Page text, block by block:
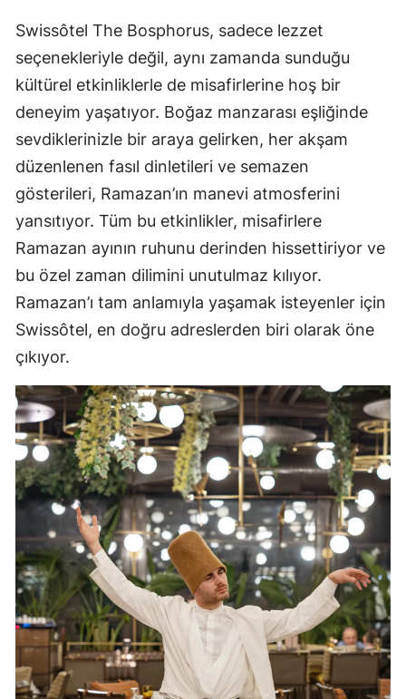
Swissôtel The Bosphorus, sadece lezzet
seçenekleriyle değil, aynı zamanda sunduğu
kültürel etkinliklerle de misafirlerine hoş bir
deneyim yaşatıyor. Boğaz manzarası eşliğinde
sevdiklerinizle bir araya gelirken, her akşam
düzenlenen fasıl dinletileri ve semazen
gösterileri, Ramazan’ın manevi atmosferini
yansıtıyor. Tüm bu etkinlikler, misafirlere
Ramazan ayının ruhunu derinden hissettiriyor ve
bu özel zaman dilimini unutulmaz kılıyor.
Ramazan’ı tam anlamıyla yaşamak isteyenler için
Swissôtel, en doğru adreslerden biri olarak öne
çıkıyor.